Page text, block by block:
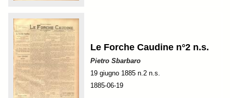
Le Forche Caudine n°2 n.s.
Pietro Sbarbaro
19 giugno 1885 n.2 n.s.
1885-06-19